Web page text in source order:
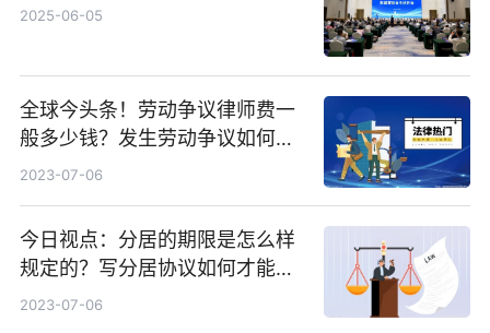
2025-06-05
全球今头条！劳动争议律师费一
般多少钱？发生劳动争议如何算
工资？
2023-07-06
今日视点：分居的期限是怎么样
规定的？写分居协议如何才能有
效？
2023-07-06